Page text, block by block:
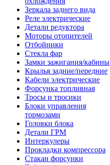
Зеркала заднего вида
Реле электрические
Детали редуктора
Моторы отопителей
Отбойники
Стекла фар
Замки зажигания/кабины
Крылья задние/передние
Кабели электрические
Форсунка топливная
Тросы и тросики
Блоки управления
тормозами
Головки блока
Детали ГРМ
Интеркулеры
Прокладки компрессора
Стакан форсунки